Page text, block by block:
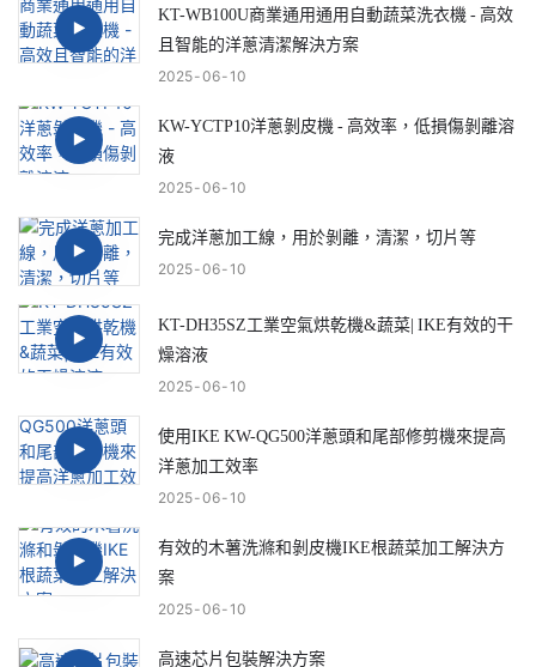
KT-WB100U商業通用通用自動蔬菜洗衣機 - 高效
且智能的洋蔥清潔解決方案
2025 06 10
KW-YCTP10洋蔥剝皮機 - 高效率，低損傷剝離溶
液
2025 06 10
完成洋蔥加工線，用於剝離，清潔，切片等
2025 06 10
KT-DH35SZ工業空氣烘乾機&蔬菜| IKE有效的干
燥溶液
2025 06 10
使用IKE KW-QG500洋蔥頭和尾部修剪機來提高
洋蔥加工效率
2025 06 10
有效的木薯洗滌和剝皮機IKE根蔬菜加工解決方
案
2025 06 10
高速芯片包裝解決方案